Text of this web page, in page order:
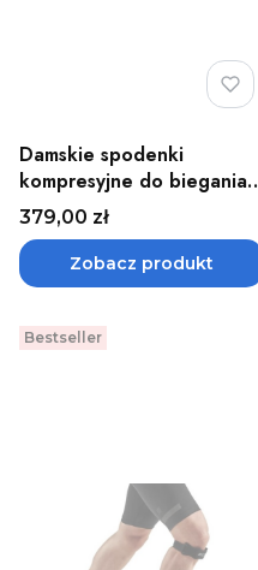
Damskie spodenki
kompresyjne do biegania i
ćwiczeń CEP
Cena
379,00 zł
Zobacz produkt
Bestseller